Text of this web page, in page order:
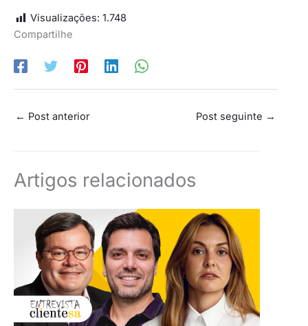
Visualizações: 1.748
Compartilhe
← Post anterior Post seguinte →
Artigos relacionados